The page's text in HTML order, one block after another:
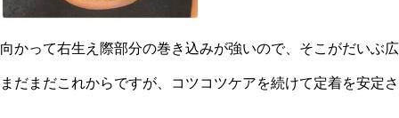
向かって右生え際部分の巻き込みが強いので、そこがだいぶ広
まだまだこれからですが、コツコツケアを続けて定着を安定さ